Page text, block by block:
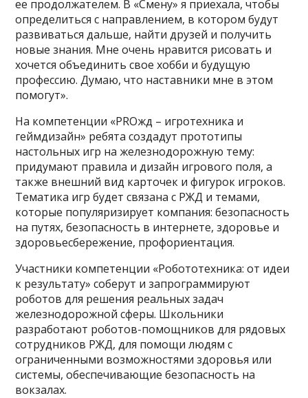
ее продолжателем. В «Смену» я приехала, чтобы
определиться с направлением, в котором будут
развиваться дальше, найти друзей и получить
новые знания. Мне очень нравится рисовать и
хочется объединить свое хобби и будущую
профессию. Думаю, что наставники мне в этом
помогут».
На компетенции «PROжд – игротехника и
геймдизайн» ребята создадут прототипы
настольных игр на железнодорожную тему:
придумают правила и дизайн игрового поля, а
также внешний вид карточек и фигурок игроков.
Тематика игр будет связана с РЖД и темами,
которые популяризирует компания: безопасность
на путях, безопасность в интернете, здоровье и
здоровьесбережение, профориентация.
Участники компетенции «Робототехника: от идеи
к результату» соберут и запрограммируют
роботов для решения реальных задач
железнодорожной сферы. Школьники
разработают роботов-помощников для рядовых
сотрудников РЖД, для помощи людям с
ограниченными возможностями здоровья или
системы, обеспечивающие безопасность на
вокзалах.